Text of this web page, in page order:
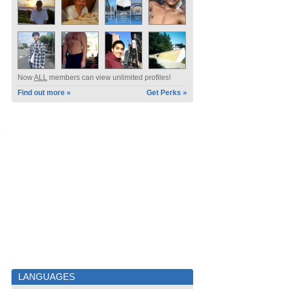
NowALL members can view unlimited profiles!
Find out more »
Get Perks »
LANGUAGES